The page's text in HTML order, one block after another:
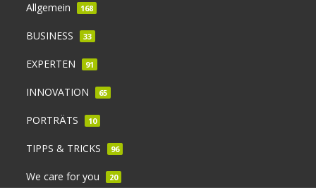
Allgemein 168
BUSINESS 33
EXPERTEN 91
INNOVATION 65
PORTRÄTS 10
TIPPS & TRICKS 96
We care for you 20